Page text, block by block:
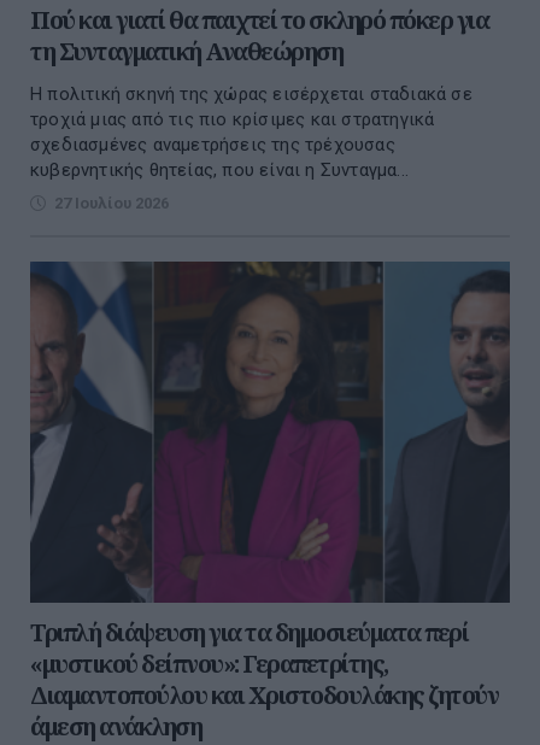
Πού και γιατί θα παιχτεί το σκληρό πόκερ για
τη Συνταγματική Αναθεώρηση
Η πολιτική σκηνή της χώρας εισέρχεται σταδιακά σε
τροχιά μιας από τις πιο κρίσιμες και στρατηγικά
σχεδιασμένες αναμετρήσεις της τρέχουσας
κυβερνητικής θητείας, που είναι η Συνταγμα...
27 Ιουλίου 2026
Τριπλή διάψευση για τα δημοσιεύματα περί
«μυστικού δείπνου»: Γεραπετρίτης,
Διαμαντοπούλου και Χριστοδουλάκης ζητούν
άμεση ανάκληση